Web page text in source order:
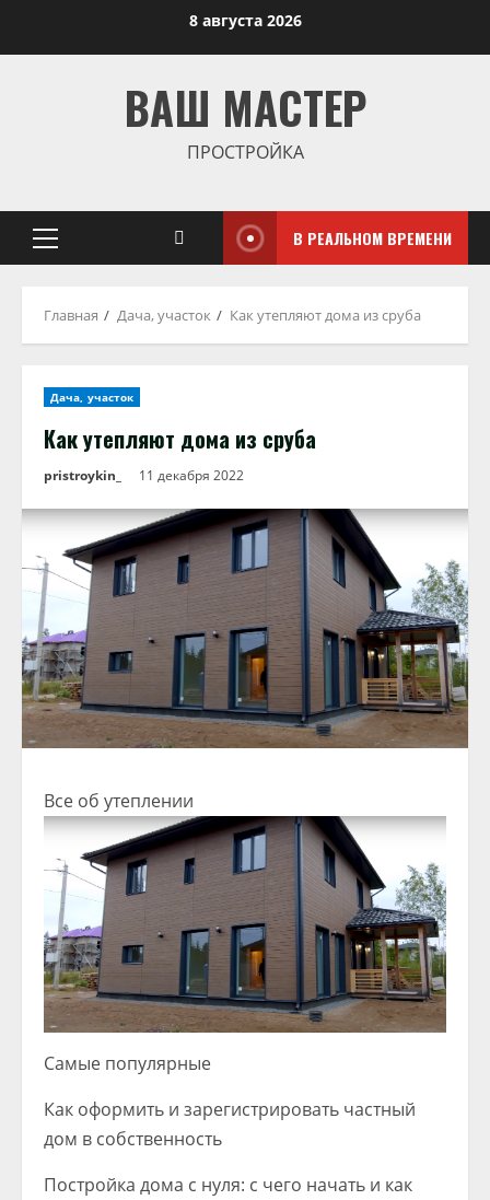
8 августа 2026
ВАШ МАСТЕР
ПРОСТРОЙКА
Основное
В РЕАЛЬНОМ ВРЕМЕНИ
Главная Дача, участок Как утепляют дома из сруба
Дача, участок
Как утепляют дома из сруба
pristroykin_ 11 декабря 2022
Все об утеплении
Самые популярные
Как оформить и зарегистрировать частный
дом в собственность
Постройка дома с нуля: с чего начать и как